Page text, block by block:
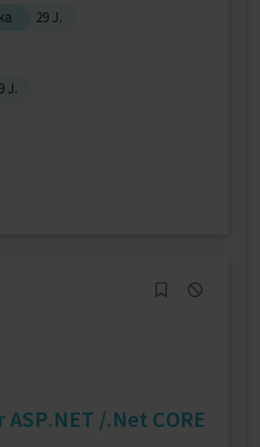
29 J.
J.
/.Net CORE